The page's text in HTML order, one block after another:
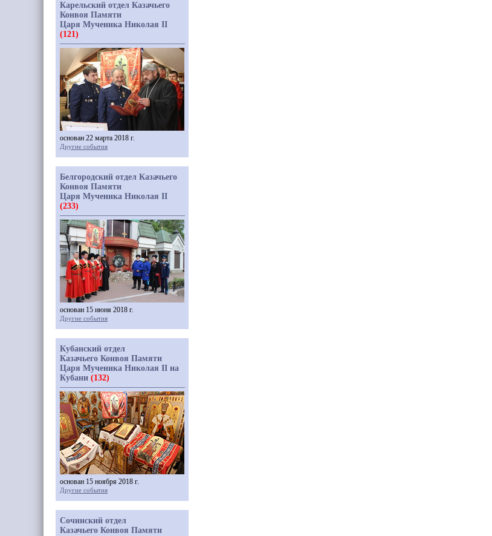
Карельский отдел Казачьего
Конвоя Памяти
Царя Мученика Николая II
(121)
основан 22 марта 2018 г.
Другие события
Белгородский отдел Казачьего
Конвоя Памяти
Царя Мученика Николая II
(233)
основан 15 июня 2018 г.
Другие события
Кубанский отдел
Казачьего Конвоя Памяти
Царя Мученика Николая II на
Кубани (132)
основан 15 ноября 2018 г.
Другие события
Сочинский отдел
Казачьего Конвоя Памяти